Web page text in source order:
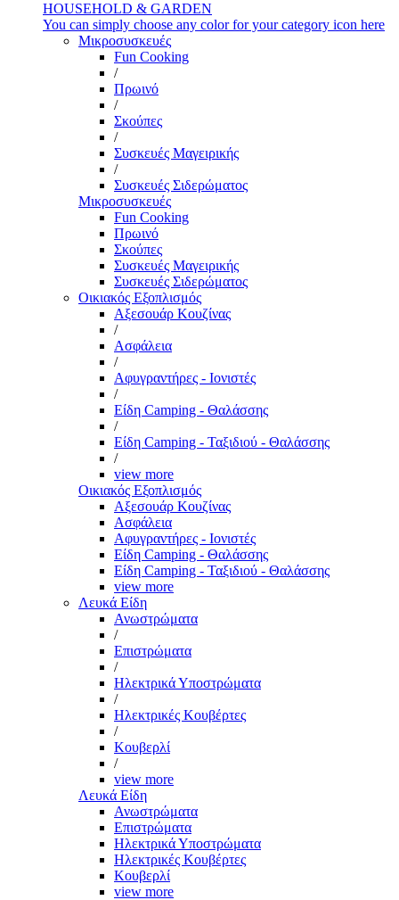
HOUSEHOLD & GARDEN
You can simply choose any color for your category icon here
Μικροσυσκευές
Fun Cooking
/
Πρωινό
/
Σκούπες
/
Συσκευές Μαγειρικής
/
Συσκευές Σιδερώματος
Μικροσυσκευές
Fun Cooking
Πρωινό
Σκούπες
Συσκευές Μαγειρικής
Συσκευές Σιδερώματος
Οικιακός Εξοπλισμός
Αξεσουάρ Κουζίνας
/
Ασφάλεια
/
Αφυγραντήρες - Ιονιστές
/
Είδη Camping - Θαλάσσης
/
Είδη Camping - Ταξιδιού - Θαλάσσης
/
view more
Οικιακός Εξοπλισμός
Αξεσουάρ Κουζίνας
Ασφάλεια
Αφυγραντήρες - Ιονιστές
Είδη Camping - Θαλάσσης
Είδη Camping - Ταξιδιού - Θαλάσσης
view more
Λευκά Είδη
Ανωστρώματα
/
Επιστρώματα
/
Ηλεκτρικά Υποστρώματα
/
Ηλεκτρικές Κουβέρτες
/
Κουβερλί
/
view more
Λευκά Είδη
Ανωστρώματα
Επιστρώματα
Ηλεκτρικά Υποστρώματα
Ηλεκτρικές Κουβέρτες
Κουβερλί
view more